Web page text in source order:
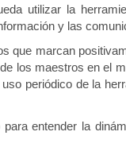
utilizar la
y las
que marcan
los maestros en el
periódico de la
entender la